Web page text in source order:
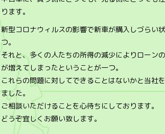
ります。
新型コロナウィルスの影響で新車が購入しづらい
つ。
それと、多くの人たちの所得の減少によりローン
が増えてしまったということが一つ。
これらの問題に対してできることはないかと当社
ました。
ご相談いただけることを心待ちにしております。
どうぞ宜しくお願い致します。